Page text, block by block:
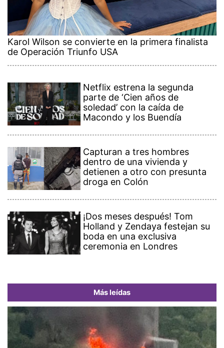
Karol Wilson se convierte en la primera finalista
de Operación Triunfo USA
Netflix estrena la segunda
parte de ‘Cien años de
soledad’ con la caída de
Macondo y los Buendía
Capturan a tres hombres
dentro de una vivienda y
detienen a otro con presunta
droga en Colón
¡Dos meses después! Tom
Holland y Zendaya festejan su
boda en una exclusiva
ceremonia en Londres
Más leídas